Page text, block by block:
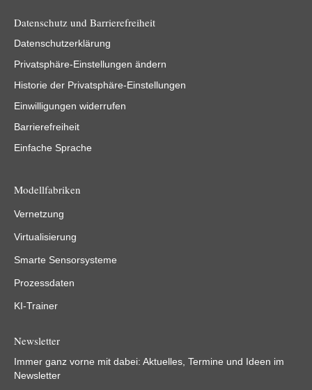
Datenschutz und Barrierefreiheit
Datenschutzerklärung
Privatsphäre-Einstellungen ändern
Historie der Privatsphäre-Einstellungen
Einwilligungen widerrufen
Barrierefreiheit
Einfache Sprache
Modellfabriken
Vernetzung
Virtualisierung
Smarte Sensorsysteme
Prozessdaten
KI-Trainer
Newsletter
Immer ganz vorne mit dabei: Aktuelles, Termine und Ideen im
Newsletter